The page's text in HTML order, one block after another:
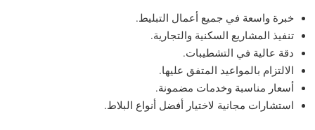
خبرة واسعة في جميع أعمال التبليط.
تنفيذ المشاريع السكنية والتجارية.
دقة عالية في التشطيبات.
الالتزام بالمواعيد المتفق عليها.
أسعار مناسبة وخدمات مضمونة.
استشارات مجانية لاختيار أفضل أنواع البلاط.